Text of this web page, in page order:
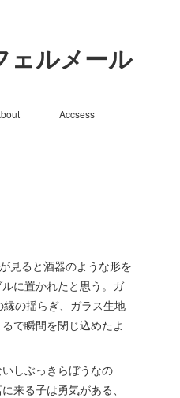
ェルメール
Accsess
見ると酒器のような形を
に置かれたと思う。ガ
の揺らぎ、ガラス生地
で瞬間を閉じ込めたよ
しぶっきらぼうなの
来る子は勇気がある、